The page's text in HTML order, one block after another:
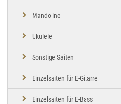
Mandoline
Ukulele
Sonstige Saiten
Einzelsaiten für E-Gitarre
Einzelsaiten für E-Bass